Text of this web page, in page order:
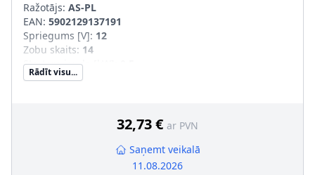
Ražotājs: AS-PL
EAN: 5902129137191
Spriegums [V]: 12
Zobu skaits: 14
Startera jauda [kW]
Kvalitāte:STANDARD LINE
Jauna daļa bez depozīta :
Rādīt visu...
32,73 € ar PVN
Saņemt veikalā
11.08.2026